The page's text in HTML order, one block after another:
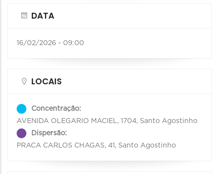
DATA
16/02/2026 - 09:00
LOCAIS
Concentração:
AVENIDA OLEGARIO MACIEL, 1704, Santo Agostinho
Dispersão:
PRACA CARLOS CHAGAS, 41, Santo Agostinho